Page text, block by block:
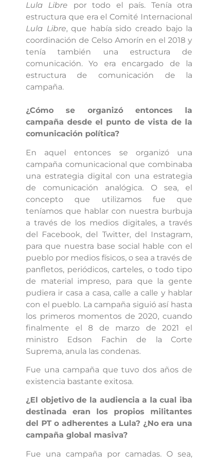
Lula Libre por todo el país. Tenía otra
estructura que era el Comité Internacional
Lula Libre, que había sido creado bajo la
coordinación de Celso Amorín en el 2018 y
tenía también una estructura de
comunicación. Yo era encargado de la
estructura de comunicación de la
campaña.
¿Cómo se organizó entonces la
campaña desde el punto de vista de la
comunicación política?
En aquel entonces se organizó una
campaña comunicacional que combinaba
una estrategia digital con una estrategia
de comunicación analógica. O sea, el
concepto que utilizamos fue que
teníamos que hablar con nuestra burbuja
a través de los medios digitales, a través
del Facebook, del Twitter, del Instagram,
para que nuestra base social hable con el
pueblo por medios físicos, o sea a través de
panfletos, periódicos, carteles, o todo tipo
de material impreso, para que la gente
pudiera ir casa a casa, calle a calle y hablar
con el pueblo. La campaña siguió así hasta
los primeros momentos de 2020, cuando
finalmente el 8 de marzo de 2021 el
ministro Edson Fachin de la Corte
Suprema, anula las condenas.
Fue una campaña que tuvo dos años de
existencia bastante exitosa.
¿El objetivo de la audiencia a la cual iba
destinada eran los propios militantes
del PT o adherentes a Lula? ¿No era una
campaña global masiva?
Fue una campaña por camadas. O sea,